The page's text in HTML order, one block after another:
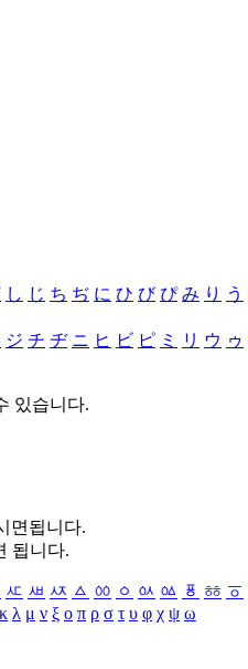
し じ ち ぢ に ひ び ぴ み り う
ジ チ ヂ ニ ヒ ビ ピ ミ リ ウ ゥ
있습니다.
면됩니다.
됩니다.
ㅼ ㅽ ㅾ ㅿ ㆀ ㆁ ㆂ ㆃ ㆄ ㆅ ㆆ
κ λ μ ν ξ ο π ρ σ τ υ φ χ ψ ω